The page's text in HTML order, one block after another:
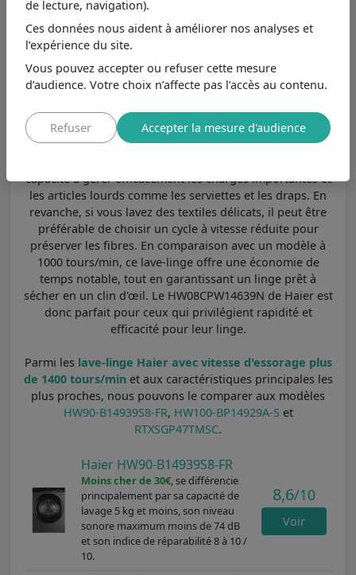
(maximum) pour des vêtements presque secs,
mais attention à l'usure
Le lave-linge HW08CPW14639N de Haier, avec une vitesse
d'essorage supérieure à 1400 tours/min (maximum), est
conçu pour les foyers qui recherchent une grande
efficacité dans l'élimination de l'humidité. À cette vitesse,
vos vêtements ressortent quasiment secs, ce qui réduit le
temps nécessaire au séchage. Comparé aux lave-linge à
capacité à gérer efficacement les charges importantes et
les articles lourds comme les serviettes et les draps. En
revanche, si vous lavez des textiles délicats, il peut être
préférable de choisir un cycle à vitesse réduite pour
préserver les fibres. En comparaison avec un modèle à
1000 tours/min, ce lave-linge offre une économie de
temps notable, tout en garantissant un linge prêt à
sécher en un clin d'œil. Le HW08CPW14639N de Haier est
donc parfait pour ceux qui privilégient rapidité et
efficacité pour leur linge.
Parmi les lave-linge Haier avec vitesse d'essorage plus
de 1400 tours/minet aux caractéristiques principales les
plus proches, nous pouvons le comparer aux modèles
HW90-B14939S8-FR, HW100-BP14929A-S et
RTXSGP47TMSC.
Haier HW90-B14939S8-FR
Moins cher de 30€, se différencie
principalement par sa capacité de
lavage 5 kg et moins, son niveau
sonore maximum moins de 74 dB
et son indice de réparabilité 8 à 10 /
10.
8,6/10
Voir
de lecture, navigation).
Ces données nous aident à améliorer nos analyses et
l’expérience du site.
Vous pouvez accepter ou refuser cette mesure
d’audience. Votre choix n’affecte pas l’accès au contenu.
Refuser Accepter la mesure d'audience